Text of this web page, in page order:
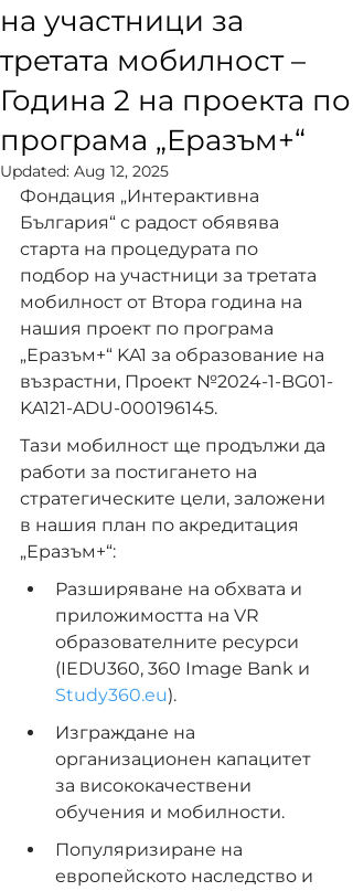
на участници за
третата мобилност –
Година 2 на проекта по
програма „Еразъм+“
Updated: Aug 12, 2025
Фондация „Интерактивна
България“ с радост обявява
старта на процедурата по
подбор на участници за третата
мобилност от Втора година на
нашия проект по програма
„Еразъм+“ KA1 за образование на
възрастни, Проект №2024-1-BG01-
KA121-ADU-000196145.
Тази мобилност ще продължи да
работи за постигането на
стратегическите цели, заложени
в нашия план по акредитация
„Еразъм+“:
Разширяване на обхвата и
приложимостта на VR
образователните ресурси
(IEDU360, 360 Image Bank и
Study360.eu).
Изграждане на
организационен капацитет
за висококачествени
обучения и мобилности.
Популяризиране на
европейското наследство и